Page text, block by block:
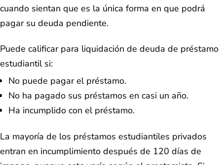
cuando sientan que es la única forma en que podrá
pagar su deuda pendiente.
Puede calificar para liquidación de deuda de préstamo
estudiantil si:
No puede pagar el préstamo.
No ha pagado sus préstamos en casi un año.
Ha incumplido con el préstamo.
La mayoría de los préstamos estudiantiles privados
entran en incumplimiento después de 120 días de